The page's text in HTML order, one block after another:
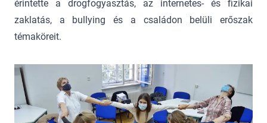
érintette a drogfogyasztás, az internetes- és fizikai
zaklatás, a bullying és a családon belüli erőszak
témaköreit.